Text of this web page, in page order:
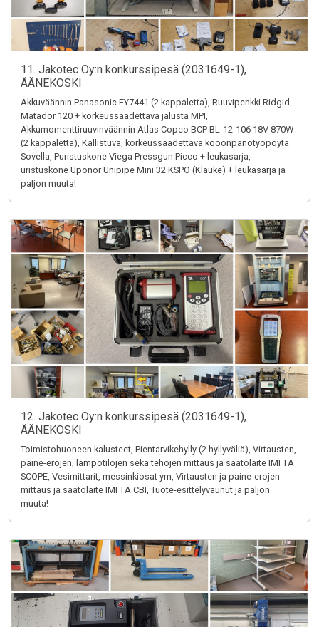
11. Jakotec Oy:n konkurssipesä (2031649-1),
ÄÄNEKOSKI
Akkuväännin Panasonic EY7441 (2 kappaletta), Ruuvipenkki Ridgid
Matador 120 + korkeussäädettävä jalusta MPI,
Akkumomenttiruuvinväännin Atlas Copco BCP BL-12-106 18V 870W
(2 kappaletta), Kallistuva, korkeussäädettävä kooonpanotyöpöytä
Sovella, Puristuskone Viega Pressgun Picco + leukasarja,
uristuskone Uponor Unipipe Mini 32 KSPO (Klauke) + leukasarja ja
paljon muuta!
12. Jakotec Oy:n konkurssipesä (2031649-1),
ÄÄNEKOSKI
Toimistohuoneen kalusteet, Pientarvikehylly (2 hyllyväliä), Virtausten,
paine-erojen, lämpötilojen sekä tehojen mittaus ja säätölaite IMI TA
SCOPE, Vesimittarit, messinkiosat ym, Virtausten ja paine-erojen
mittaus ja säätölaite IMI TA CBI, Tuote-esittelyvaunut ja paljon
muuta!